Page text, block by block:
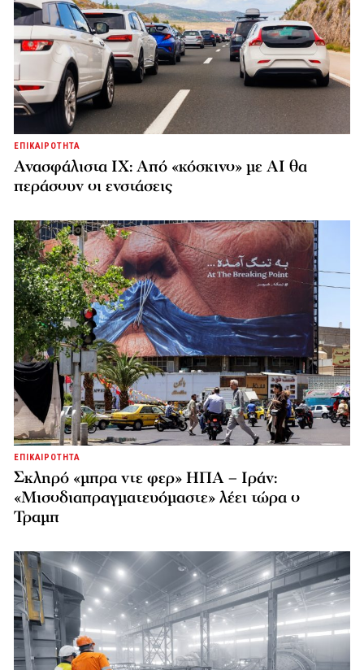
ΕΠΙΚΑΙΡΟΤΗΤΑ
Ανασφάλιστα ΙΧ: Από «κόσκινο» με AI θα
περάσουν οι ενστάσεις
ΕΠΙΚΑΙΡΟΤΗΤΑ
Σκληρό «μπρα ντε φερ» ΗΠΑ – Ιράν:
«Μισοδιαπραγματευόμαστε» λέει τώρα ο
Τραμπ